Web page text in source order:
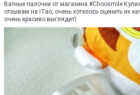
Ватные палочки от магазина #Choosmile
отзывам на ITao, очень хотелось оценить их
очень красиво выглядит)